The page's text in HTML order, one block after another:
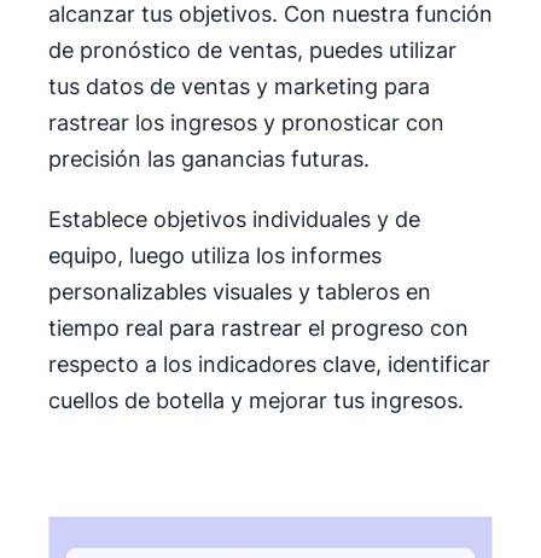
alcanzar tus objetivos. Con nuestra función
de pronóstico de ventas, puedes utilizar
tus datos de ventas y marketing para
rastrear los ingresos y pronosticar con
precisión las ganancias futuras.
Establece objetivos individuales y de
equipo, luego utiliza los informes
personalizables visuales y tableros en
tiempo real para rastrear el progreso con
respecto a los indicadores clave, identificar
cuellos de botella y mejorar tus ingresos.